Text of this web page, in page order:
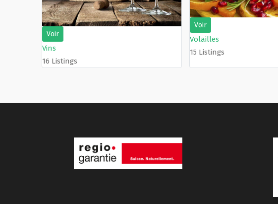
Voir
Vins
16 Listings
Voir
Volailles
15 Listings